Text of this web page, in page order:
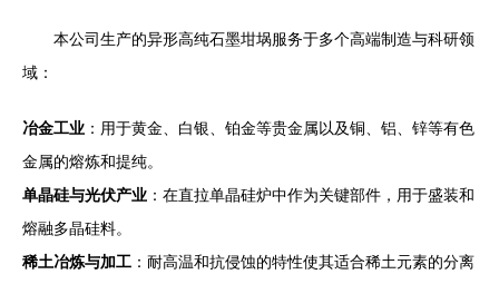
本公司生产的异形高纯石墨坩埚服务于多个高端制造与科研领
域：
冶金工业 ：用于黄金、白银、铂金等贵金属以及铜、铝、锌等有色
金属的熔炼和提纯。
单晶硅与光伏产业 ：在直拉单晶硅炉中作为关键部件，用于盛装和
熔融多晶硅料。
稀土冶炼与加工 ：耐高温和抗侵蚀的特性使其适合稀土元素的分离